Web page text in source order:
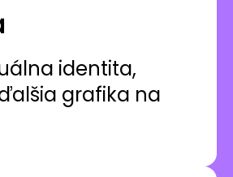
identita,
grafika na